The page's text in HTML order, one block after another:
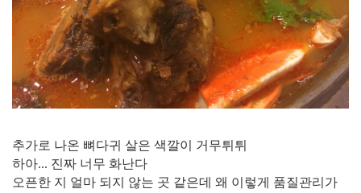
추가로 나온 뼈다귀 살은 색깔이 거무튀튀
하아... 진짜 너무 화난다
오픈한 지 얼마 되지 않는 곳 같은데 왜 이렇게 품질관리가